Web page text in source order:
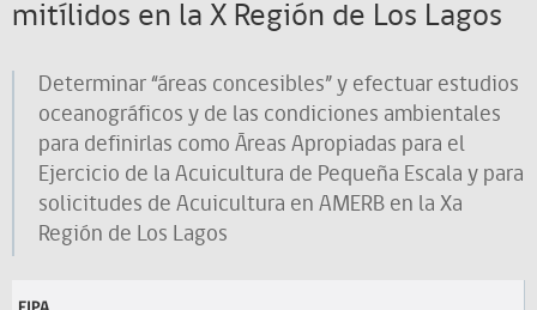
mitílidos en la X Región de Los Lagos
Determinar “áreas concesibles” y efectuar estudios
oceanográficos y de las condiciones ambientales
para definirlas como Áreas Apropiadas para el
Ejercicio de la Acuicultura de Pequeña Escala y para
solicitudes de Acuicultura en AMERB en la Xa
Región de Los Lagos